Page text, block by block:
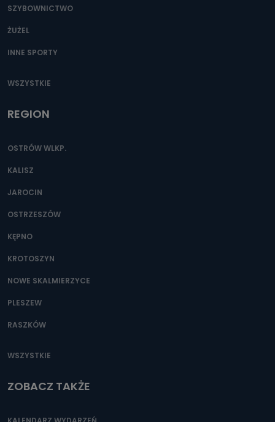
SZYBOWNICTWO
ŻUŻEL
INNE SPORTY
WSZYSTKIE
REGION
OSTRÓW WLKP.
KALISZ
JAROCIN
OSTRZESZÓW
KĘPNO
KROTOSZYN
NOWE SKALMIERZYCE
PLESZEW
RASZKÓW
WSZYSTKIE
ZOBACZ TAKŻE